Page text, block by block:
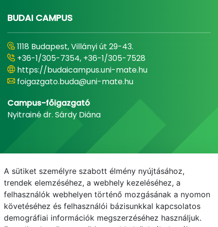
BUDAI CAMPUS
1118 Budapest, Villányi út 29-43.
+36-1/305-7354, +36-1/305-7528
https://budaicampus.uni-mate.hu
foigazgato.buda@uni-mate.hu
Campus-főigazgató
Nyitrainé dr. Sárdy Diána
E-mail Telefonkönyv NEPTUN E-learning
A sütiket személyre szabott élmény nyújtásához,
trendek elemzéséhez, a webhely kezeléséhez, a
felhasználók webhelyen történő mozgásának a nyomon
követéséhez és felhasználói bázisunkkal kapcsolatos
demográfiai információk megszerzéséhez használjuk.